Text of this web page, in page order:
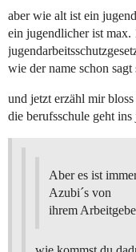
aber wie alt ist ein
ein jugendlicher ist max.
wie der name schon
und jetzt erzähl mir
die berufsschule geht
Aber es ist
Azubi´s von
ihrem